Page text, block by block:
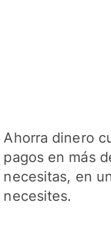
Ahorra dinero
pagos en más
necesitas, en
necesites.